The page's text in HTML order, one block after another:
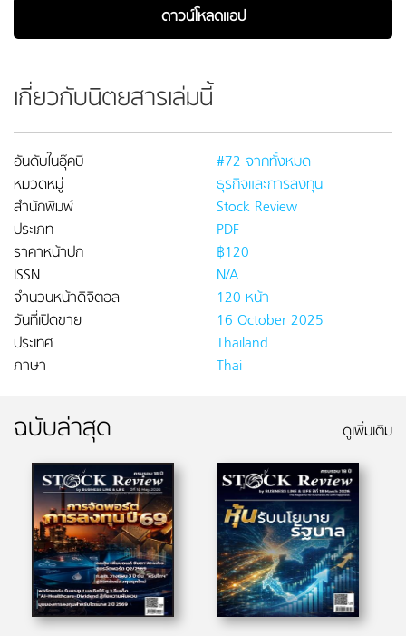
ดาวน์โหลดแอป
เกี่ยวกับนิตยสารเล่มนี้
อันดับในอุ๊คบี
#72 จากทั้งหมด
หมวดหมู่
ธุรกิจและการลงทุน
สำนักพิมพ์
Stock Review
ประเภท
PDF
ราคาหน้าปก
฿120
ISSN
N/A
จำนวนหน้าดิจิตอล
120 หน้า
วันที่เปิดขาย
16 October 2025
ประเทศ
Thailand
ภาษา
Thai
ฉบับล่าสุด ดูเพิ่มเติม